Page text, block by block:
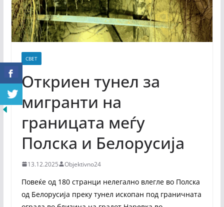
СВЕТ
Откриен тунел за
мигранти на
границата меѓу
Полска и Белорусија
13.12.2025 Objektivno24
Повеќе од 180 странци нелегално влегле во Полска
од Белорусија преку тунел ископан под граничната